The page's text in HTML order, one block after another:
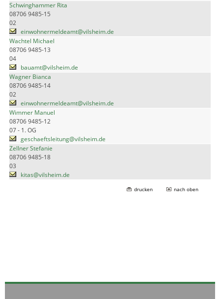
Schwinghammer Rita
08706 9485-15
02
einwohnermeldeamt@vilsheim.de
Wachtel Michael
08706 9485-13
04
bauamt@vilsheim.de
Wagner Bianca
08706 9485-14
02
einwohnermeldeamt@vilsheim.de
Wimmer Manuel
08706 9485-12
07 - 1. OG
geschaeftsleitung@vilsheim.de
Zellner Stefanie
08706 9485-18
03
kitas@vilsheim.de
drucken nach oben